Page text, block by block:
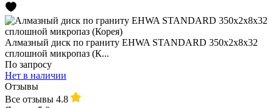
Алмазный диск по граниту EHWA STANDARD 350х2х8х32
сплошной микропаз (К...
По запросу
Нет в наличии
Отзывы
Все отзывы 4.8